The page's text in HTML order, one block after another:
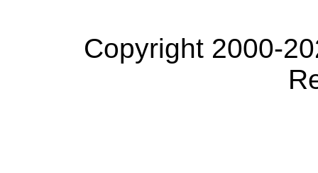
Copyright 2000-